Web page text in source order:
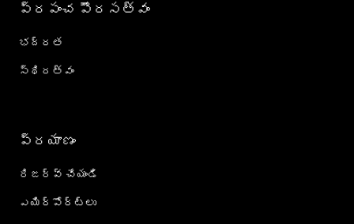
ప్రపంచ పౌరసత్వం
భద్రత
స్థిరత్వం
ప్రయాణం
రిజర్వ్ చేయండి
ఎయిర్؜పోర్ట్؜లు